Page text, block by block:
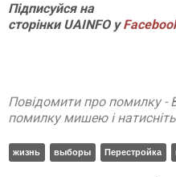
Підписуйся на
сторінки UAINFO у
Повідомити про помилку -
помилку мишею і
жизнь выборы Перестройка